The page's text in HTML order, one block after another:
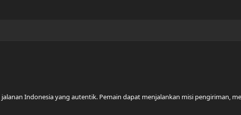
Indonesia yang autentik. Pemain dapat menjalankan misi pengiriman,